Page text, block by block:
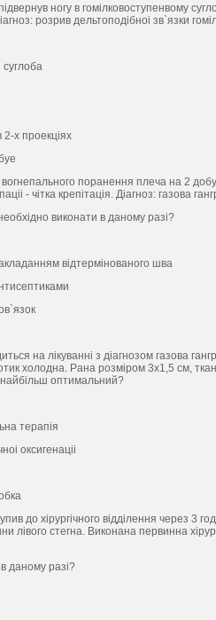
ногу в гомiлковоступенвому
розрив дельтоподiбноi зв`язки
2-х проекцiях
поранення плеча на 2
- чiтка крепiтацiя. Дiагноз: газова
виконати в даному разi?
вiдтермiнованого шва
на лiкуваннi з дiагнозом газова
холодна. Рана розмiром 3х1,5 см,
найбiльш оптимальний?
терапiя
оксигенацii
до хiрургiчного вiддiлення через 3
лiвого стегна. Виконана первинна
даному разi?